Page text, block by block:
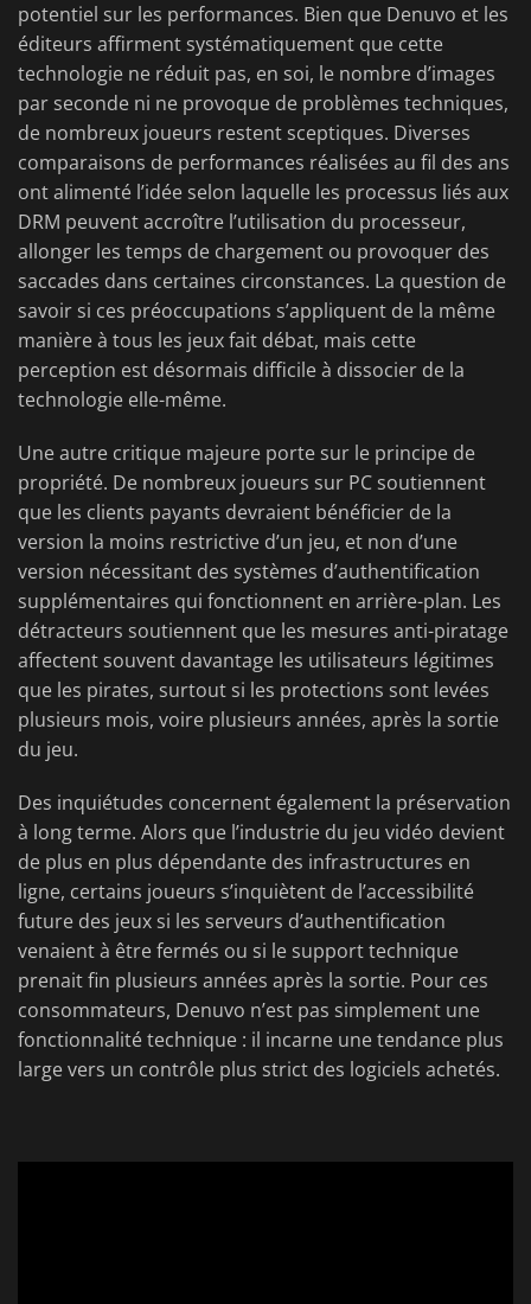
potentiel sur les performances. Bien que Denuvo et les
éditeurs affirment systématiquement que cette
technologie ne réduit pas, en soi, le nombre d’images
par seconde ni ne provoque de problèmes techniques,
de nombreux joueurs restent sceptiques. Diverses
comparaisons de performances réalisées au fil des ans
ont alimenté l’idée selon laquelle les processus liés aux
DRM peuvent accroître l’utilisation du processeur,
allonger les temps de chargement ou provoquer des
saccades dans certaines circonstances. La question de
savoir si ces préoccupations s’appliquent de la même
manière à tous les jeux fait débat, mais cette
perception est désormais difficile à dissocier de la
technologie elle-même.
Une autre critique majeure porte sur le principe de
propriété. De nombreux joueurs sur PC soutiennent
que les clients payants devraient bénéficier de la
version la moins restrictive d’un jeu, et non d’une
version nécessitant des systèmes d’authentification
supplémentaires qui fonctionnent en arrière-plan. Les
détracteurs soutiennent que les mesures anti-piratage
affectent souvent davantage les utilisateurs légitimes
que les pirates, surtout si les protections sont levées
plusieurs mois, voire plusieurs années, après la sortie
du jeu.
Des inquiétudes concernent également la préservation
à long terme. Alors que l’industrie du jeu vidéo devient
de plus en plus dépendante des infrastructures en
ligne, certains joueurs s’inquiètent de l’accessibilité
future des jeux si les serveurs d’authentification
venaient à être fermés ou si le support technique
prenait fin plusieurs années après la sortie. Pour ces
consommateurs, Denuvo n’est pas simplement une
fonctionnalité technique : il incarne une tendance plus
large vers un contrôle plus strict des logiciels achetés.